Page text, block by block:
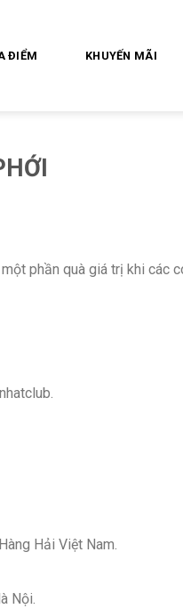
ĐIỂM KHUYẾN MÃI
phần quà giá trị khi các
Hải Việt Nam.
Nội.